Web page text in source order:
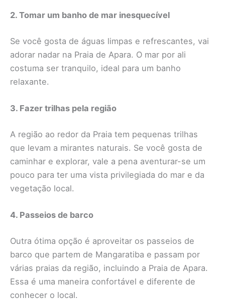
2. Tomar um banho de mar inesquecível
Se você gosta de águas limpas e refrescantes, vai
adorar nadar na Praia de Apara. O mar por ali
costuma ser tranquilo, ideal para um banho
relaxante.
3. Fazer trilhas pela região
A região ao redor da Praia tem pequenas trilhas
que levam a mirantes naturais. Se você gosta de
caminhar e explorar, vale a pena aventurar-se um
pouco para ter uma vista privilegiada do mar e da
vegetação local.
4. Passeios de barco
Outra ótima opção é aproveitar os passeios de
barco que partem de Mangaratiba e passam por
várias praias da região, incluindo a Praia de Apara.
Essa é uma maneira confortável e diferente de
conhecer o local.